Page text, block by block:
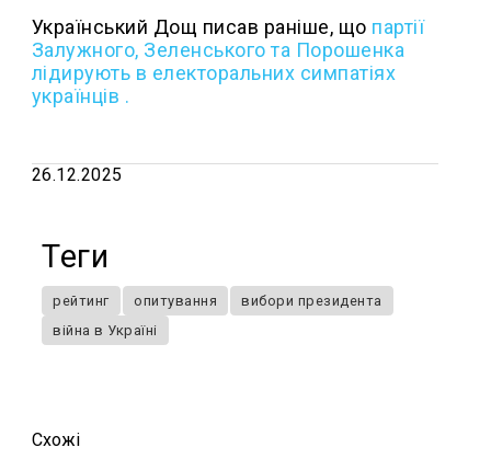
Український Дощ писав раніше, що партії
Залужного, Зеленського та Порошенка
лідирують в електоральних симпатіях
українців .
26.12.2025
Теги
рейтинг опитування
вибори президента
війна в Україні
Схожi